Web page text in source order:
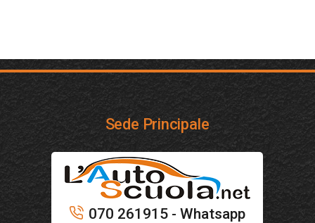
Sede Principale
070 261915 - Whatsapp